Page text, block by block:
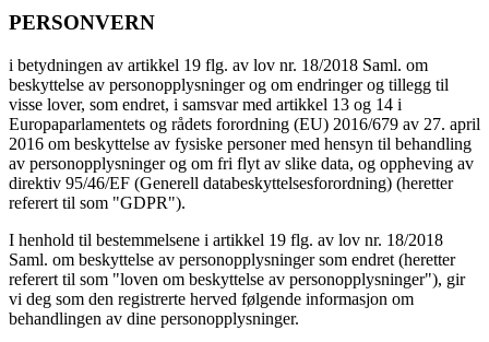
PERSONVERN
i betydningen av artikkel 19 flg. av lov nr. 18/2018 Saml. om
beskyttelse av personopplysninger og om endringer og tillegg til
visse lover, som endret, i samsvar med artikkel 13 og 14 i
Europaparlamentets og rådets forordning (EU) 2016/679 av 27. april
2016 om beskyttelse av fysiske personer med hensyn til behandling
av personopplysninger og om fri flyt av slike data, og oppheving av
direktiv 95/46/EF (Generell databeskyttelsesforordning) (heretter
referert til som "GDPR").
I henhold til bestemmelsene i artikkel 19 flg. av lov nr. 18/2018
Saml. om beskyttelse av personopplysninger som endret (heretter
referert til som "loven om beskyttelse av personopplysninger"), gir
vi deg som den registrerte herved følgende informasjon om
behandlingen av dine personopplysninger.